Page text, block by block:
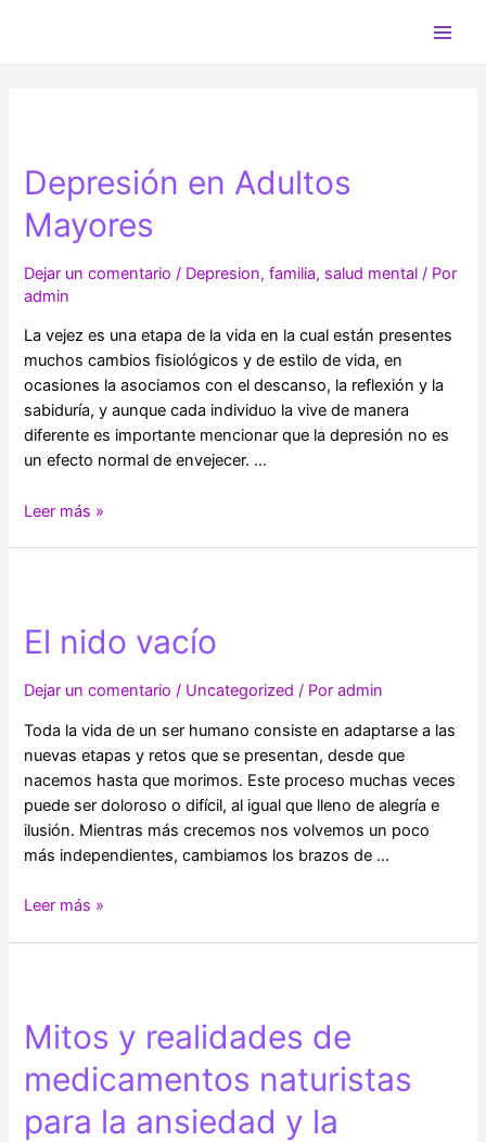
Depresión en Adultos
Mayores
Dejar un comentario / Depresion,familia, salud mental / Por
admin
La vejez es una etapa de la vida en la cual están presentes
muchos cambios fisiológicos y de estilo de vida, en
ocasiones la asociamos con el descanso, la reflexión y la
sabiduría, y aunque cada individuo la vive de manera
diferente es importante mencionar que la depresión no es
un efecto normal de envejecer. …
Depresión
Leer más »
El nido vacío
Dejar un comentario / Uncategorized / Poradmin
Toda la vida de un ser humano consiste en adaptarse a las
nuevas etapas y retos que se presentan, desde que
nacemos hasta que morimos. Este proceso muchas veces
puede ser doloroso o difícil, al igual que lleno de alegría e
ilusión. Mientras más crecemos nos volvemos un poco
más independientes, cambiamos los brazos de …
El
Leer más »
Mitos y realidades de
medicamentos naturistas
para la ansiedad y la